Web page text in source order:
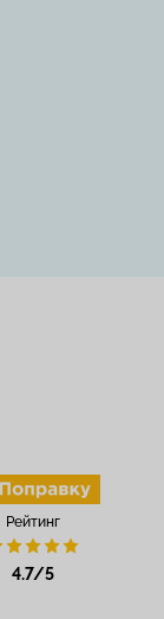
Рейтинг
4.7/5